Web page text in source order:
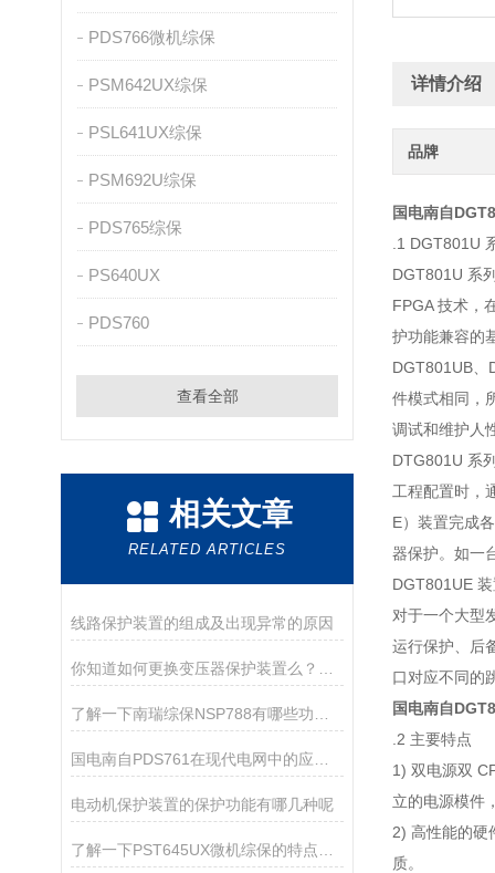
PDS766微机综保
PSM642UX综保
PSL641UX综保
PSM692U综保
PDS765综保
PS640UX
PDS760
查看全部
相关文章
RELATED ARTICLES
线路保护装置的组成及出现异常的原因
电动机保护装置的保护功能有哪几种呢
详情介绍
品牌
国电南自
.1 DGT801U
DGT801U 系
FPGA 技术，
护功能兼容的
DGT801UB、
件模式相同，
调试和维护人
DTG801U 系
工程配置时，
E）装置完成
器保护。如一
DGT801UE
对于一个大型
运行保护、后
口对应不同的
国电南自
.2 主要特点
1) 双电源双
立的电源模件
2) 高性能的硬
质。